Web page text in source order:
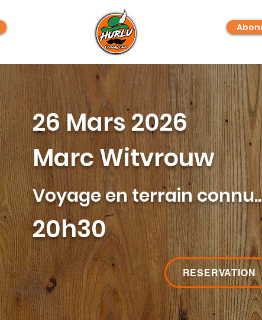
26 Mars 2026
Marc Witvrouw
Voyage en terrain
20h30
RESERVATION